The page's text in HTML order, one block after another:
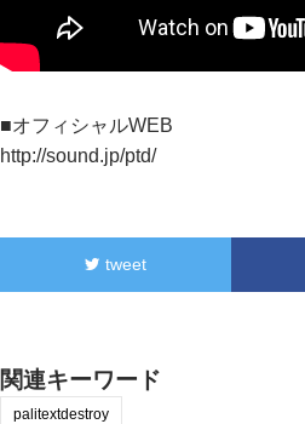
■オフィシャルWEB
http://sound.jp/ptd/
tweet
関連キーワード
palitextdestroy